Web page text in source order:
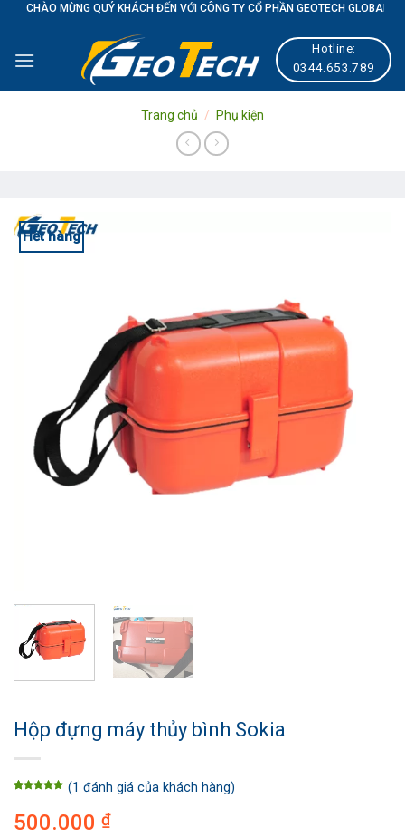
Skip
content
MỪNG QUÝ KHÁCH ĐẾN VỚI CÔNG TY CỔ PHẦN GEOTECH GLOBAL
Hotline:
0344.653.789
Trang chủ / Phụ kiện
Hết hàng
Hộp đựng máy thủy bình Sokia
đánh giá
(1 đánh giá của khách hàng)
500.000 ₫